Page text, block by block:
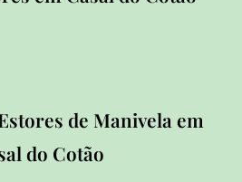
de Manivela em
do Cotão